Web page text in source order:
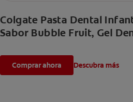
Colgate Pasta Dental
Sabor Bubble Fruit, Gel
Comprar ahora Descubra más